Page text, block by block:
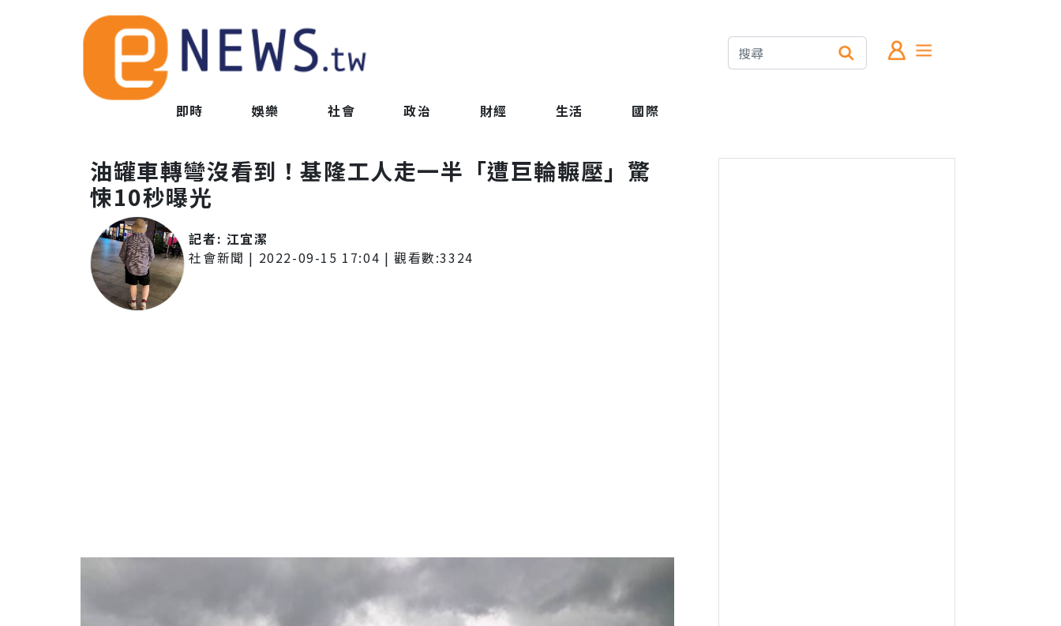
即時 娛樂 社會 政治 財經 生活 國際
油罐車轉彎沒看到！基隆工人走一半「遭巨輪輾壓」驚
悚10秒曝光
記者: 江宜潔
社會新聞 | 2022-09-15 17:04 | 觀看數:3324